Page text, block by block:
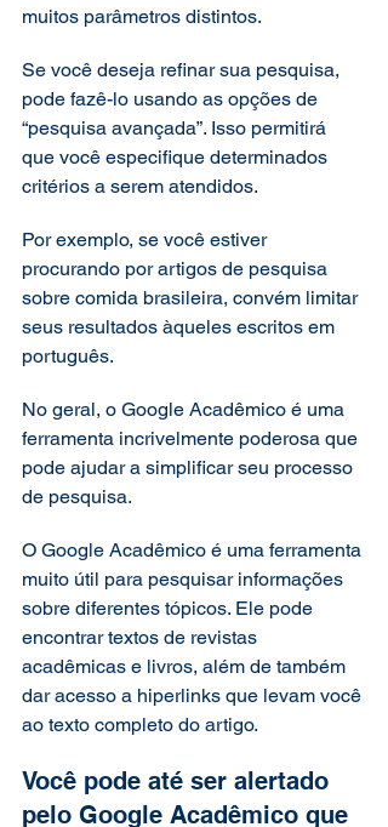
muitos parâmetros distintos.
Se você deseja refinar sua pesquisa,
pode fazê-lo usando as opções de
“pesquisa avançada”. Isso permitirá
que você especifique determinados
critérios a serem atendidos.
Por exemplo, se você estiver
procurando por artigos de pesquisa
sobre comida brasileira, convém limitar
seus resultados àqueles escritos em
português.
No geral, o Google Acadêmico é uma
ferramenta incrivelmente poderosa que
pode ajudar a simplificar seu processo
de pesquisa.
O Google Acadêmico é uma ferramenta
muito útil para pesquisar informações
sobre diferentes tópicos. Ele pode
encontrar textos de revistas
acadêmicas e livros, além de também
dar acesso a hiperlinks que levam você
ao texto completo do artigo.
Você pode até ser alertado
pelo Google Acadêmico que